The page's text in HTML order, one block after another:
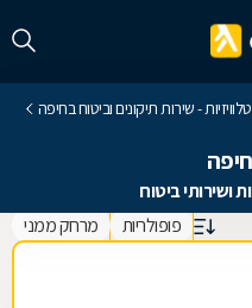
טלוויזיות - שירות תיקונים וביטוח בחיפה
פופולריות מרחק ממני